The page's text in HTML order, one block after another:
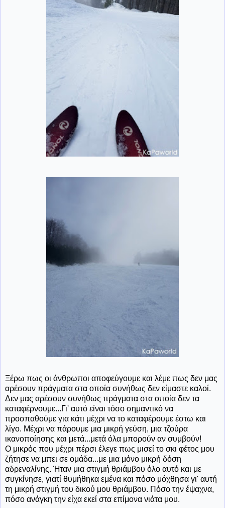
Ξέρω πως οι άνθρωποι αποφεύγουμε και λέμε πως δεν μας
αρέσουν πράγματα στα οποία συνήθως δεν είμαστε καλοί.
Δεν μας αρέσουν συνήθως πράγματα στα οποία δεν τα
καταφέρνουμε...Γι' αυτό είναι τόσο σημαντικό να
προσπαθούμε για κάτι μέχρι να το καταφέρουμε έστω και
λίγο. Μέχρι να πάρουμε μια μικρή γεύση, μια τζούρα
ικανοποίησης και μετά...μετά όλα μπορούν αν συμβούν!
Ο μικρός που μέχρι πέρσι έλεγε πως μισεί το σκι φέτος μου
ζήτησε να μπει σε ομάδα...με μια μόνο μικρή δόση
αδρεναλίνης. Ήταν μια στιγμή θριάμβου όλο αυτό και με
συγκίνησε, γιατί θυμήθηκα εμένα και πόσο μόχθησα γι' αυτή
τη μικρή στιγμή του δικού μου θριάμβου. Πόσο την έψαχνα,
πόσο ανάγκη την είχα εκεί στα επίμονα νιάτα μου.